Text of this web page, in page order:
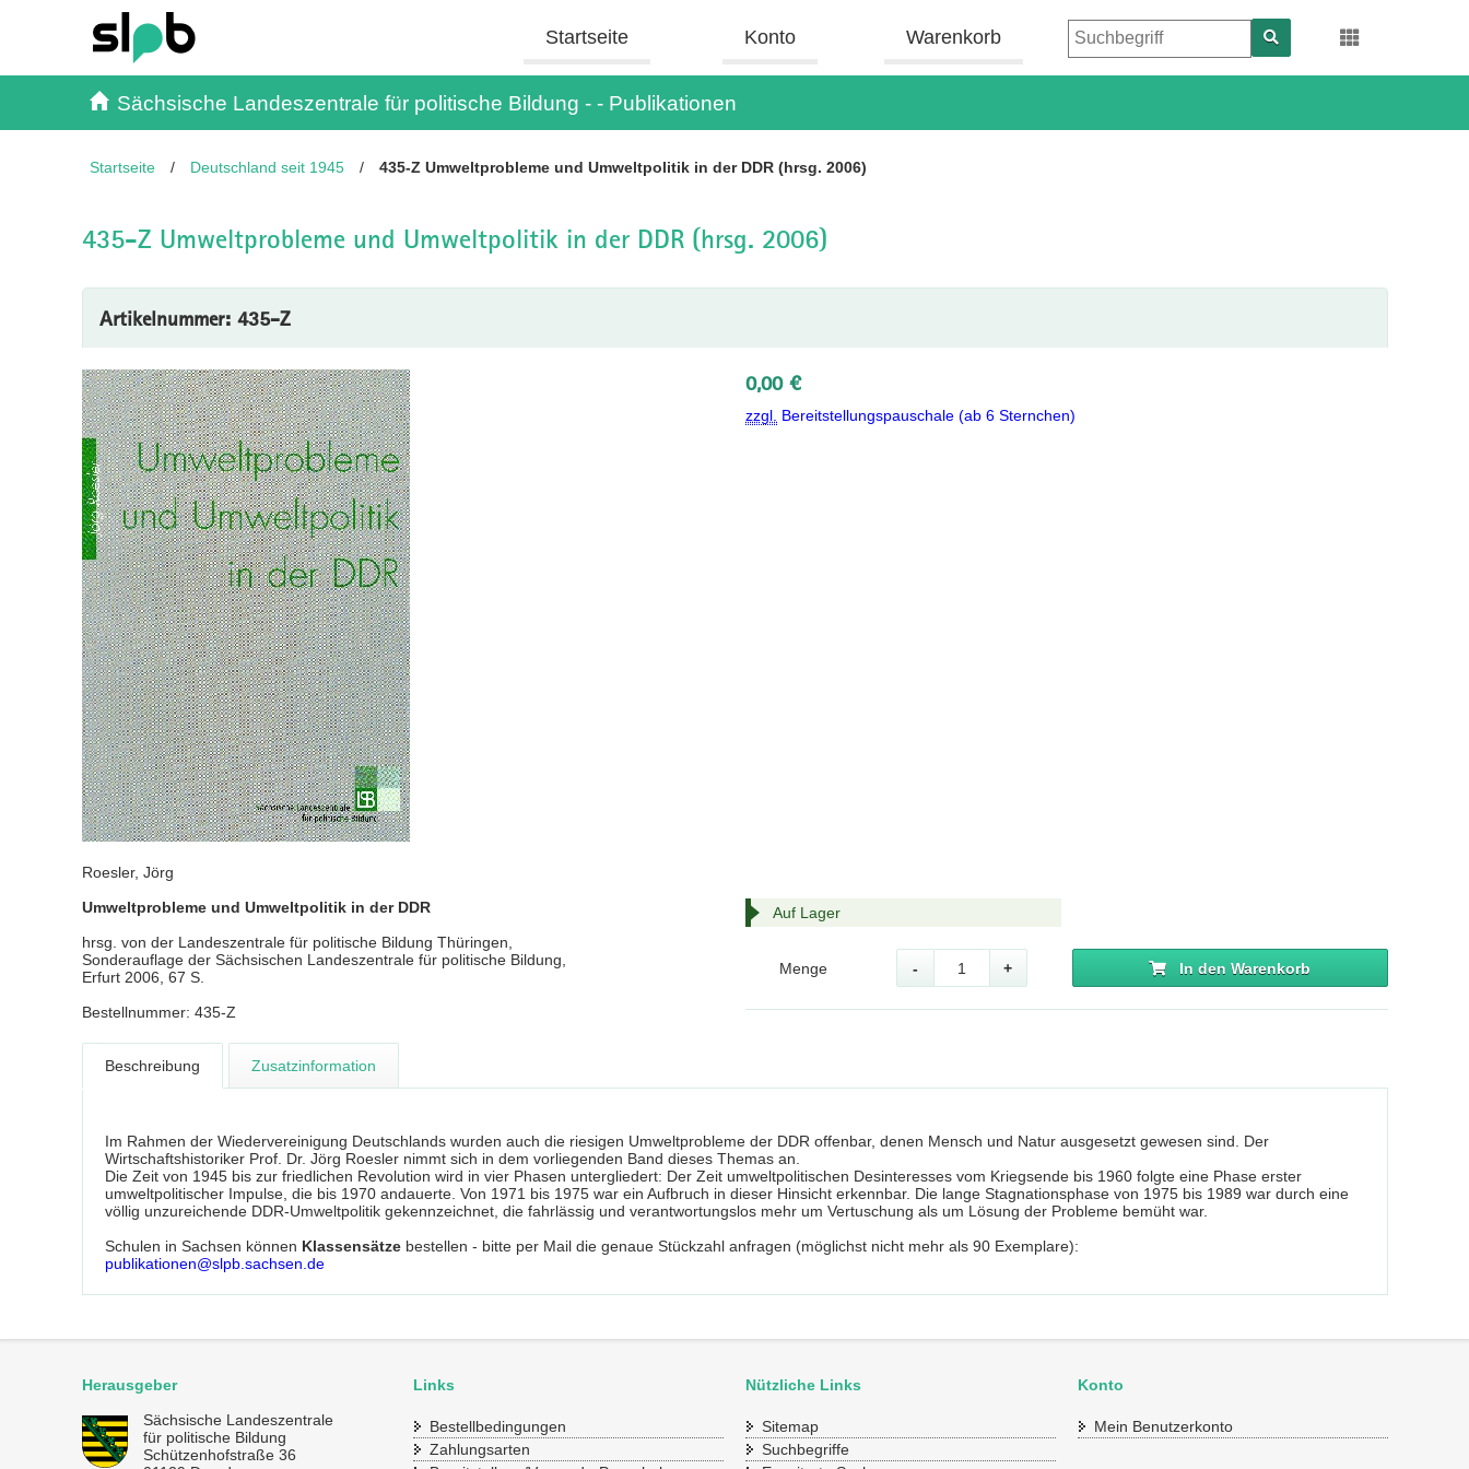
Inhalt
Kundenmenü
Suche
Servicemenü Startseite Konto Warenkorb
Sächsische Landeszentrale für politische Bildung - - Publikationen
Startseite / Deutschland seit 1945 / 435-Z Umweltprobleme und Umweltpolitik in der DDR (hrsg. 2006)
435-Z Umweltprobleme und Umweltpolitik in der DDR (hrsg. 2006)
Artikelnummer: 435-Z
Roesler, Jörg
Umweltprobleme und Umweltpolitik in der DDR
hrsg. von der Landeszentrale für politische Bildung Thüringen,
Sonderauflage der Sächsischen Landeszentrale für politische Bildung,
Erfurt 2006, 67 S.
Bestellnummer: 435-Z
0,00 €
zzgl. Bereitstellungspauschale (ab 6 Sternchen)
Auf Lager
Menge - + In den Warenkorb
Beschreibung Zusatzinformation
Im Rahmen der Wiedervereinigung Deutschlands wurden auch die riesigen Umweltprobleme der DDR offenbar, denen Mensch und Natur ausgesetzt gewesen sind. Der
Wirtschaftshistoriker Prof. Dr. Jörg Roesler nimmt sich in dem vorliegenden Band dieses Themas an.
Die Zeit von 1945 bis zur friedlichen Revolution wird in vier Phasen untergliedert: Der Zeit umweltpolitischen Desinteresses vom Kriegsende bis 1960 folgte eine Phase erster
umweltpolitischer Impulse, die bis 1970 andauerte. Von 1971 bis 1975 war ein Aufbruch in dieser Hinsicht erkennbar. Die lange Stagnationsphase von 1975 bis 1989 war durch eine
völlig unzureichende DDR-Umweltpolitik gekennzeichnet, die fahrlässig und verantwortungslos mehr um Vertuschung als um Lösung der Probleme bemüht war.
Schulen in Sachsen können Klassensätzebestellen - bitte per Mail die genaue Stückzahl anfragen (möglichst nicht mehr als 90 Exemplare):
publikationen@slpb.sachsen.de
Herausgeber
Sächsische Landeszentrale
für politische Bildung
Schützenhofstraße 36
Links
Bestellbedingungen
Zahlungsarten
Nützliche Links
Sitemap
Suchbegriffe
Konto
Mein Benutzerkonto